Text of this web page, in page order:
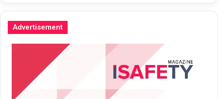
Advertisement